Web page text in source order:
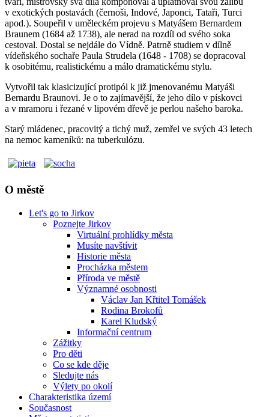
v exotických postavách (černoši, Indové, Japonci, Tataři, Turci
apod.). Soupeřil v uměleckém projevu s Matyášem Bernardem
Braunem (1684 až 1738), ale nerad na rozdíl od svého soka
cestoval. Dostal se nejdále do Vídně. Patrně studiem v dílně
vídeňského sochaře Paula Strudela (1648 - 1708) se dopracoval
k osobitému, realistickému a málo dramatickému stylu.
Vytvořil tak klasicizující protipól k již jmenovanému Matyáši
Bernardu Braunovi. Je o to zajímavější, že jeho dílo v pískovci
a v mramoru i řezané v lipovém dřevě je perlou našeho baroka.
Starý mládenec, pracovitý a tichý muž, zemřel ve svých 43 letech
na nemoc kameníků: na tuberkulózu.
O městě
Let's go to Jirkov
Poznejte Jirkov
Virtuální prohlídky města
Musíte navštívit
Historie města
Procházka městem
Příroda ve městě
Významné osobnosti
Václav Jan Křtitel Tomášek
Rodina Brokofů
Karel Kludský
Informační centrum
Zážitky
Pro děti
Co se kde děje
Sledujte nás
Výlety po okolí
Charakteristika území
Současnost